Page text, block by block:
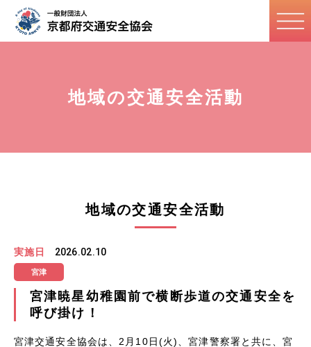
地域の交通安全活動
地域の交通安全活動
実施日 2026.02.10
宮津
宮津暁星幼稚園前で横断歩道の交通安全を
呼び掛け！
宮津交通安全協会は、2月10日(火)、宮津警察署と共に、宮